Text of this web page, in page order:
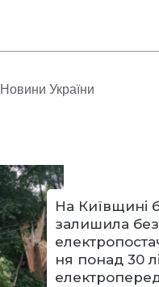
Новини України
На Київщині
залишила без
ня понад 30